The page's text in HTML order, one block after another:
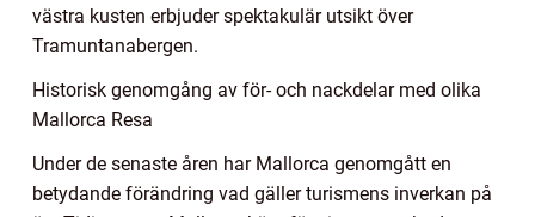
västra kusten erbjuder spektakulär utsikt över
Tramuntanabergen.
Historisk genomgång av för- och nackdelar med olika
Mallorca Resa
Under de senaste åren har Mallorca genomgått en
betydande förändring vad gäller turismens inverkan på